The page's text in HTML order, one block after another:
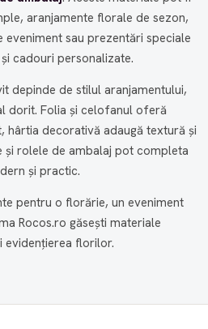
aranjamente florale de sezon,
sau prezentări speciale
cadouri personalizate.
depinde de stilul aranjamentului,
dorit. Folia și celofanul oferă
hârtia decorativă adaugă textură și
și rolele de ambalaj pot completa
și practic.
pentru o florărie, un eveniment
Rocos.ro găsești materiale
evidențierea florilor.